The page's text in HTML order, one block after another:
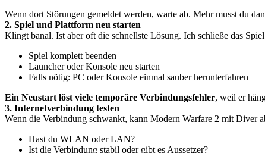
Wenn dort Störungen gemeldet werden, warte ab. Mehr musst du
2. Spiel und Plattform neu starten
Klingt banal. Ist aber oft die schnellste Lösung. Ich schließe das
Spiel komplett beenden
Launcher oder Konsole neu starten
Falls nötig: PC oder Konsole einmal sauber herunterfahren
Ein Neustart löst viele temporäre Verbindungsfehler, weil er
3. Internetverbindung testen
Wenn die Verbindung schwankt, kann Modern Warfare 2 mit Diver
Hast du WLAN oder LAN?
Ist die Verbindung stabil oder gibt es Aussetzer?